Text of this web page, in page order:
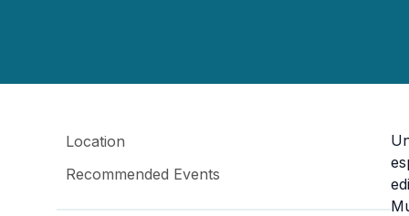
Location
Recommended Events